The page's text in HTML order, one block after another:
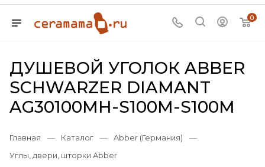
0
ДУШЕВОЙ УГОЛОК ABBER
SCHWARZER DIAMANT
AG30100MH-S100M-S100M
Главная — Каталог — Abber (Германия)
—
Углы, двери, шторки Abber